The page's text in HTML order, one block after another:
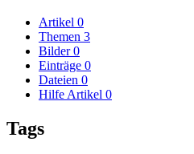
Artikel 0
Themen 3
Bilder 0
Einträge 0
Dateien 0
Hilfe Artikel 0
Tags